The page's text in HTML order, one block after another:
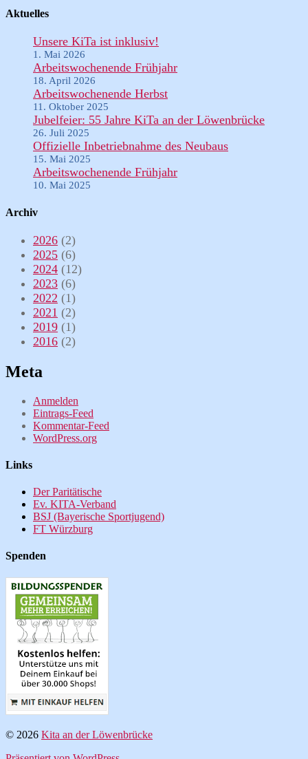
Aktuelles
Unsere KiTa ist inklusiv!
1. Mai 2026
Arbeitswochenende Frühjahr
18. April 2026
Arbeitswochenende Herbst
11. Oktober 2025
Jubelfeier: 55 Jahre KiTa an der Löwenbrücke
26. Juli 2025
Offizielle Inbetriebnahme des Neubaus
15. Mai 2025
Arbeitswochenende Frühjahr
10. Mai 2025
Archiv
2026 (2)
2025 (6)
2024 (12)
2023 (6)
2022 (1)
2021 (2)
2019 (1)
2016 (2)
Meta
Anmelden
Eintrags-Feed
Kommentar-Feed
WordPress.org
Links
Der Paritätische
Ev. KITA-Verband
BSJ (Bayerische Sportjugend)
FT Würzburg
Spenden
© 2026 Kita an der Löwenbrücke